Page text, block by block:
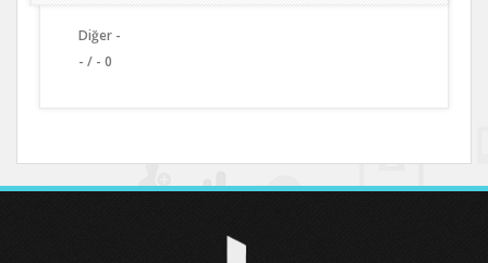
Diğer -
- / - 0